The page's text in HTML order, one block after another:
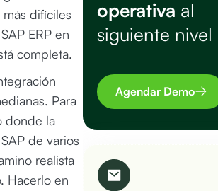
difíciles
ERP en
completa.
Para
donde la
de varios
realista
Hacerlo en
operativa al
siguiente nivel
Agendar Demo